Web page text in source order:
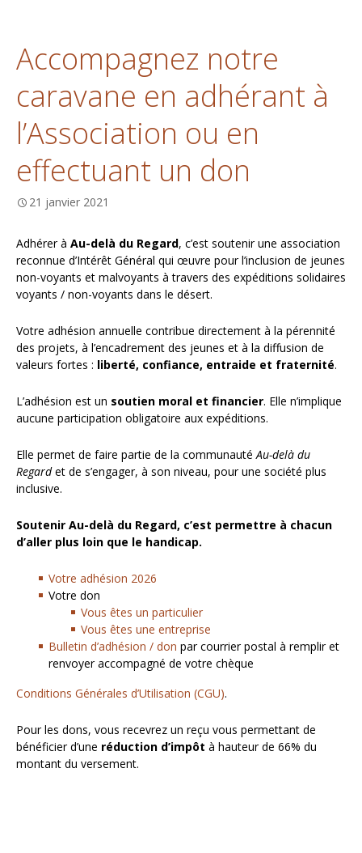
Accompagnez notre
caravane en adhérant à
l’Association ou en
effectuant un don
21 janvier 2021
Adhérer à Au-delà du Regard, c’est soutenir une association
reconnue d’Intérêt Général qui œuvre pour l’inclusion de jeunes
non-voyants et malvoyants à travers des expéditions solidaires
voyants / non-voyants dans le désert.
Votre adhésion annuelle contribue directement à la pérennité
des projets, à l’encadrement des jeunes et à la diffusion de
valeurs fortes : liberté, confiance, entraide et fraternité.
L’adhésion est un soutien moral et financier. Elle n’implique
aucune participation obligatoire aux expéditions.
Elle permet de faire partie de la communauté Au-delà du
Regardet de s’engager, à son niveau, pour une société plus
inclusive.
Soutenir Au-delà du Regard, c’est permettre à chacun
d’aller plus loin que le handicap.
Votre adhésion 2026
Votre don
Vous êtes un particulier
Vous êtes une entreprise
Bulletin d’adhésion / don par courrier postal à remplir et
renvoyer accompagné de votre chèque
Conditions Générales d’Utilisation (CGU).
Pour les dons, vous recevrez un reçu vous permettant de
bénéficier d’une réduction d’impôt à hauteur de 66% du
montant du versement.